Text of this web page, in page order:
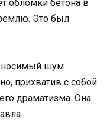
обломки бетона в
Это был
шум.
прихватив с собой
драматизма. Она